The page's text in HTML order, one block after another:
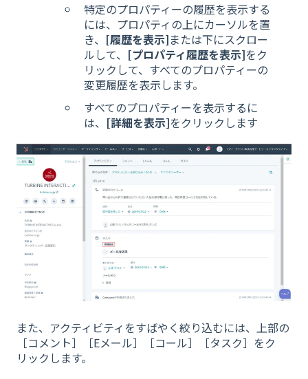
特定のプロパティーの履歴を表示する
には、プロパティの上にカーソルを置
き、 [履歴を表示]または下にスクロー
ルして、 [プロパティ履歴を表示]をク
リックして、すべてのプロパティーの
変更履歴を表示します。
すべてのプロパティーを表示するに
は、 [詳細を表示]をクリックします
また、アクティビティをすばやく絞り込むには、上部の
［コメント］［Eメール］［コール］［タスク］をク
リックします。